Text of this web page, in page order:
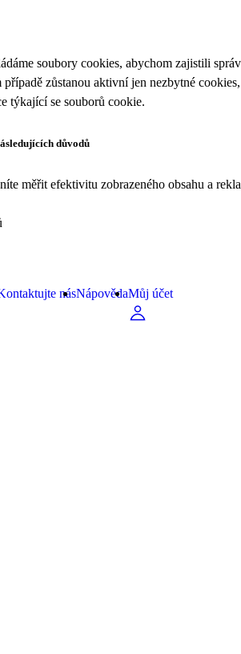
soubory cookies, abychom zajistili
zůstanou aktivní jen nezbytné
týkající se souborů cookie.
důvodů
měřit efektivitu zobrazeného obsahu a
násNápovědaMůj účet